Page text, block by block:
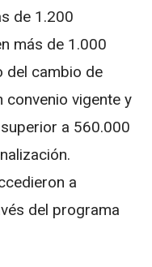
de 1.200
más de 1.000
del cambio de
vigente y
a 560.000
a
del programa